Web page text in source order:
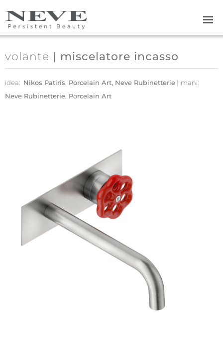
Skip to main content
volante | miscelatore incasso
idea: Nikos Patiris, Porcelain Art, Neve Rubinetterie
mani:
Neve Rubinetterie, Porcelain Art